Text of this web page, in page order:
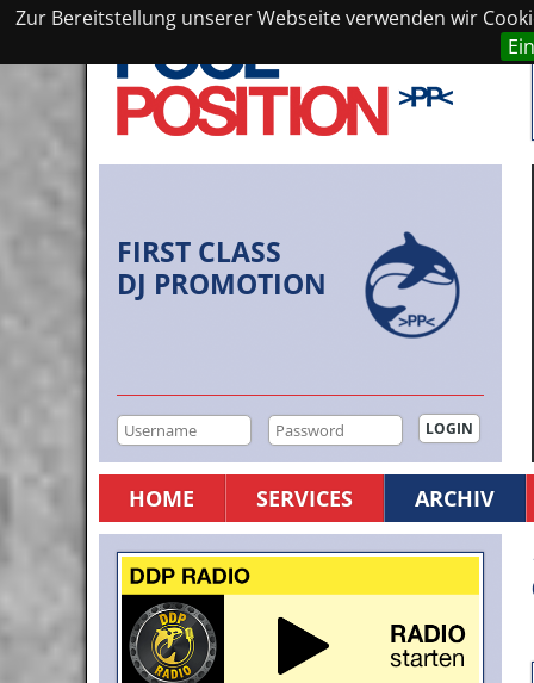
Zur Bereitstellung unserer Webseite verwenden wir
FIRST CLASS
DJ PROMOTION
HOME SERVICES ARCHIV